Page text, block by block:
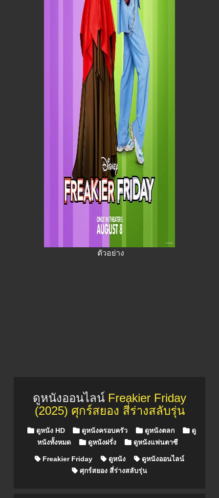
ตัวอย่าง
ดูหนังออนไลน์ Freakier Friday
(2025) ศุกร์สยอง สี่ร่างสลับรุ่น
Posted in
ดูหนัง HD ดูหนังครอบครัว ดูหนังตลก
ดู
หนังทั้งหมด
ดูหนังฝรั่ง ดูหนังแฟนตาซี
Freakier Friday ดูหนัง
ดูหนังออนไลน์
ศุกร์สยอง สี่ร่างสลับรุ่น